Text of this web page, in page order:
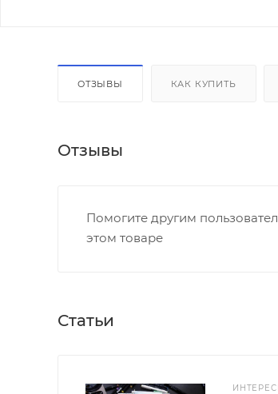
ОТЗЫВЫ КАК КУПИТЬ
Отзывы
Помогите другим
этом товаре
Статьи